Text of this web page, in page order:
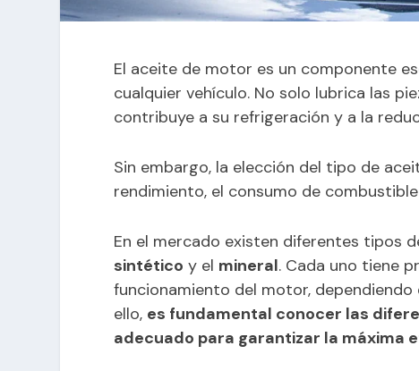
El aceite de motor es un componente
cualquier vehículo. No solo lubrica las
contribuye a su refrigeración y a la
Sin embargo, la elección del tipo de
rendimiento, el consumo de
En el mercado existen diferentes tipos
sintético y el mineral. Cada uno tiene
funcionamiento del motor, dependiendo
ello, es fundamental conocer las
adecuado para garantizar la máxima